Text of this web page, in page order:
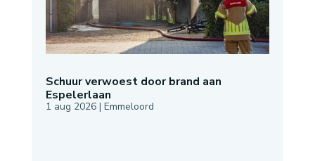
Schuur verwoest door brand aan
Espelerlaan
1 aug 2026| Emmeloord